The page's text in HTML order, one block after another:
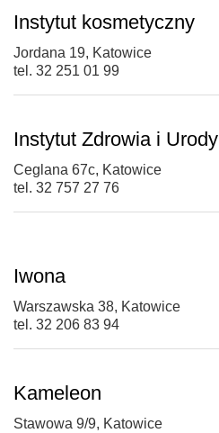
Instytut kosmetyczny
Jordana 19, Katowice
tel. 32 251 01 99
Instytut Zdrowia i Urody
Ceglana 67c, Katowice
tel. 32 757 27 76
Iwona
Warszawska 38, Katowice
tel. 32 206 83 94
Kameleon
Stawowa 9/9, Katowice